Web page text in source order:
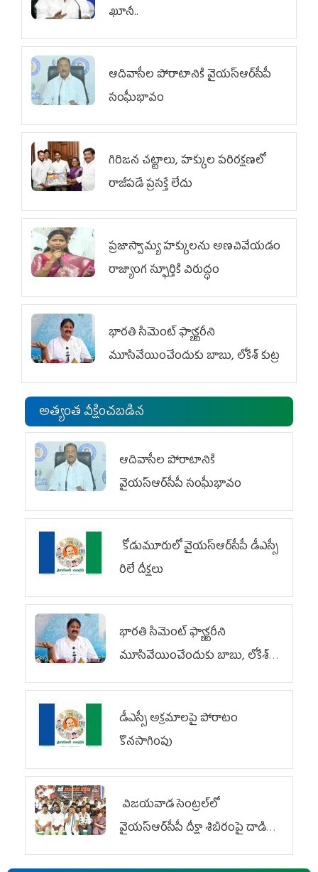
ఖూనీ..
ఆదివాసీల పోరాటానికి వైయ‌స్ఆర్‌సీపీ
సంఘీభావం
గిరిజన చట్టాలు, హక్కుల పరిరక్షణలో
రాజీపడే ప్రసక్తే లేదు
ప్రజాస్వామ్య హక్కులను అణచివేయడం
రాజ్యాంగ స్ఫూర్తికి విరుద్ధం
భారతి సిమెంట్ ఫ్యాక్టరీని
మూసివేయించేందుకు బాబు, లోకేశ్ కుట్ర
అత్యంత వీక్షించబడిన
ఆదివాసీల పోరాటానికి
వైయ‌స్ఆర్‌సీపీ సంఘీభావం
కోడుమూరులో వైయ‌స్ఆర్‌సీపీ డీఎస్సీ
రిలే దీక్షలు
భారతి సిమెంట్ ఫ్యాక్టరీని
మూసివేయించేందుకు బాబు, లోకేశ్
కుట్ర
డీఎస్సీ అక్రమాలపై పోరాటం
కొనసాగింపు
విజయవాడ సెంట్రల్‌లో
వైయ‌స్ఆర్‌సీపీ దీక్షా శిబిరంపై దాడి
దుర్మార్గం